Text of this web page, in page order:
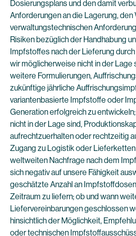
Dosierungsplans und den damit
Anforderungen an die Lagerung, den
verwaltungstechnischen
Risiken bezüglich der Handhabung
Impfstoffes nach der Lieferung
wir möglicherweise nicht in der Lage
weitere Formulierungen,
zukünftige jährliche
variantenbasierte Impfstoffe oder
Generation erfolgreich zu
nicht in der Lage sind,
aufrechtzuerhalten oder rechtzeitig
Zugang zu Logistik oder
weltweiten Nachfrage nach dem
sich negativ auf unsere Fähigkeit
geschätzte Anzahl an
Zeitraum zu liefern; ob und wann
Liefervereinbarungen geschlossen
hinsichtlich der Möglichkeit,
oder technischen